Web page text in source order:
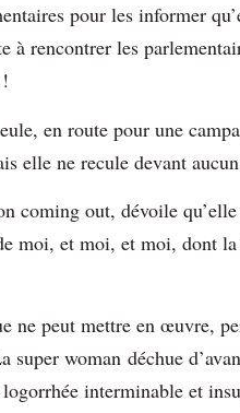
pour les informer
à rencontrer les
en route pour une
elle ne recule devant
coming out, dévoile
moi, et moi, et moi, dont
ne peut mettre en œuvre,
woman déchue
interminable et